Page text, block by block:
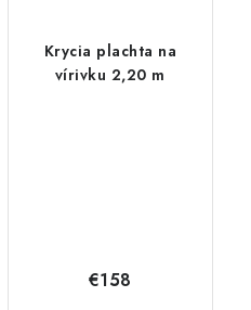
Krycia plachta na
vírivku 2,20 m
€158